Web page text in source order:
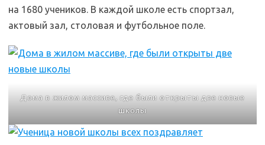
на 1680 учеников. В каждой школе есть спортзал,
актовый зал, столовая и футбольное поле.
Дома в жилом массиве, где были открыты две новые
школы